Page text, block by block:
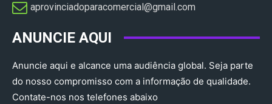
aprovinciadoparacomercial@gmail.com​
ANUNCIE AQUI
Anuncie aqui e alcance uma audiência global. Seja parte
do nosso compromisso com a informação de qualidade.
Contate-nos nos telefones abaixo